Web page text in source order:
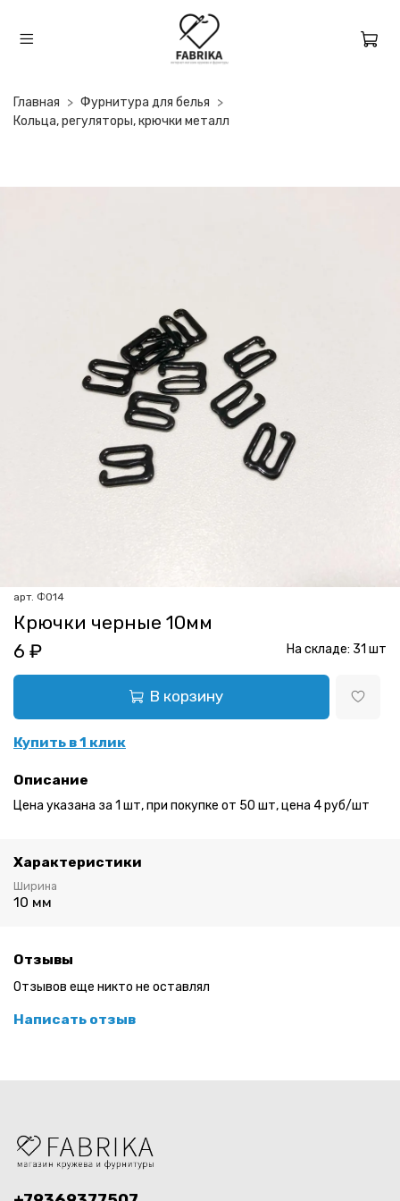
Главная
Фурнитура для белья
Кольца, регуляторы, крючки металл
арт. Ф014
Крючки черные 10мм
6 ₽
В корзину
Купить в 1 клик
На складе: 31 шт
Описание
Цена указана за 1 шт, при покупке от 50 шт, цена 4 руб/шт
Характеристики
Ширина
10 мм
Отзывы
Отзывов еще никто не оставлял
Написать отзыв